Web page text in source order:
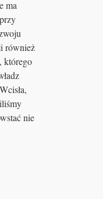
ma
również
którego
nie